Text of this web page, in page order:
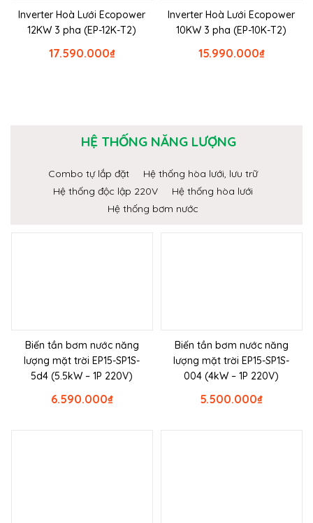
Inverter Hoà Lưới Ecopower
12KW 3 pha (EP-12K-T2)
₫
17.590.000
Inverter Hoà Lưới Ecopower
10KW 3 pha (EP-10K-T2)
₫
15.990.000
HỆ THỐNG NĂNG LƯỢNG
Combo tự lắp đặt
Hệ thống hòa lưới, lưu trữ
Hệ thống độc lập 220V
Hệ thống hòa lưới
Hệ thống bơm nước
Biến tần bơm nước năng
lượng mặt trời EP15-SP1S-
5d4 (5.5kW – 1P 220V)
₫
6.590.000
Biến tần bơm nước năng
lượng mặt trời EP15-SP1S-
004 (4kW – 1P 220V)
₫
5.500.000